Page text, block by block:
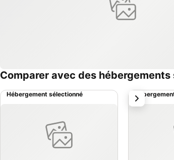
Comparer avec des hébergements
Hébergement sélectionné suivant